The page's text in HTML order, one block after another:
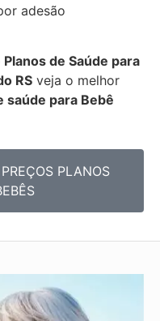
adesão
de Saúde para
RS veja o melhor
saúde para Bebê
PREÇOS PLANOS